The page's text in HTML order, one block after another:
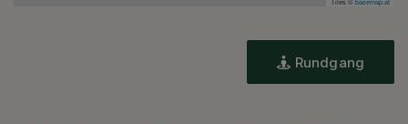
Rundgang